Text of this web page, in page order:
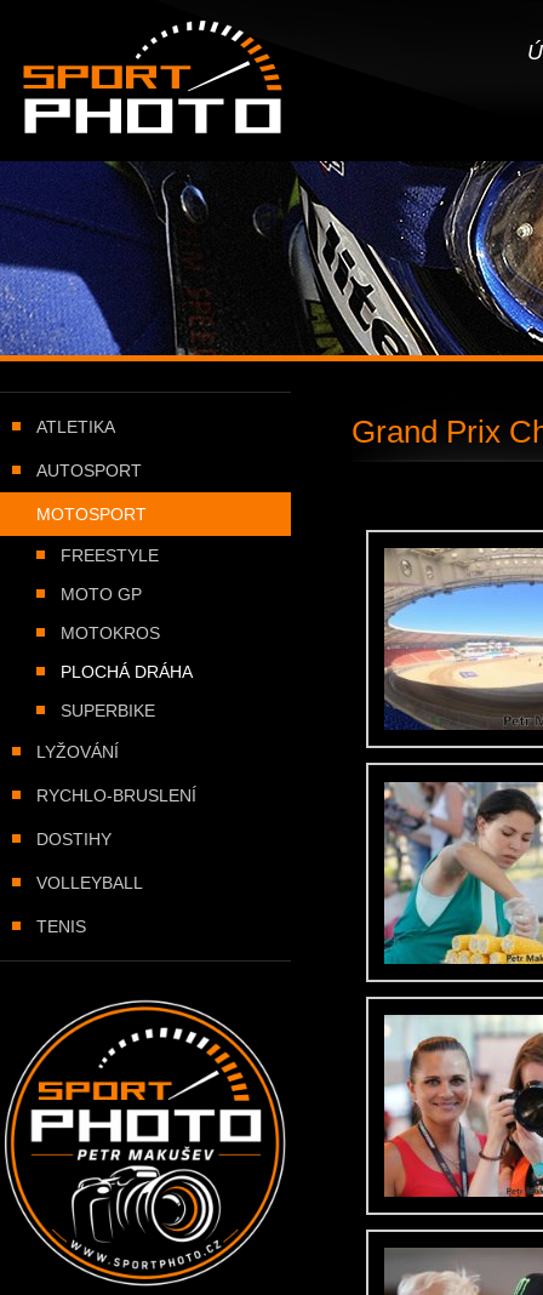
SportPHOTO.cz -Úvodní stránka
Grand Prix
ATLETIKA
AUTOSPORT
MOTOSPORT
FREESTYLE
MOTO GP
MOTOKROS
PLOCHÁ DRÁHA
SUPERBIKE
LYŽOVÁNÍ
RYCHLO-BRUSLENÍ
DOSTIHY
VOLLEYBALL
TENIS